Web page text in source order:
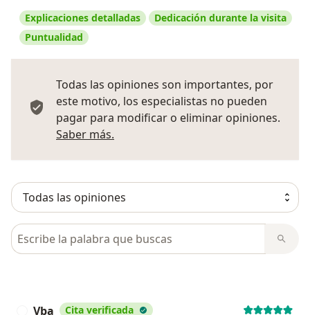
Explicaciones detalladas
Dedicación durante la visita
Puntualidad
Todas las opiniones son importantes, por
este motivo, los especialistas no pueden
pagar para modificar o eliminar opiniones.
Saber más.
Busca en opiniones
Vba Cita verificada